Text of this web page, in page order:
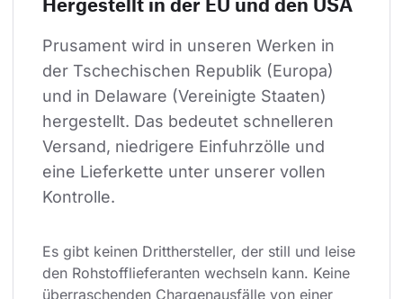
Prusament wird in unseren Werken in
der Tschechischen Republik (Europa)
und in Delaware (Vereinigte Staaten)
hergestellt. Das bedeutet schnelleren
Versand, niedrigere Einfuhrzölle und
eine Lieferkette unter unserer vollen
Kontrolle.
Es gibt keinen Dritthersteller, der still und leise
den Rohstofflieferanten wechseln kann. Keine
überraschenden Chargenausfälle von einer